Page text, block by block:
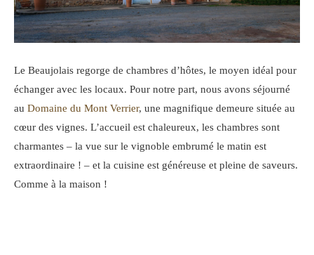
Le Beaujolais regorge de chambres d’hôtes, le moyen idéal pour
échanger avec les locaux. Pour notre part, nous avons séjourné
au Domaine du Mont Verrier, une magnifique demeure située au
cœur des vignes. L’accueil est chaleureux, les chambres sont
charmantes – la vue sur le vignoble embrumé le matin est
extraordinaire ! – et la cuisine est généreuse et pleine de saveurs.
Comme à la maison !